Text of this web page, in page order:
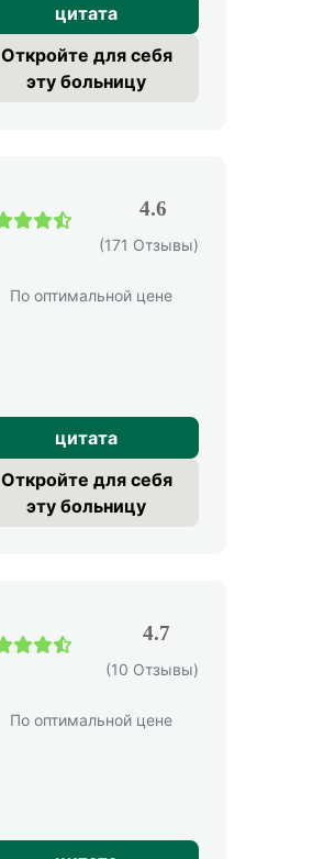
цитата
Откройте для себя
эту больницу
4.6
(171 Отзывы)
По оптимальной цене
цитата
Откройте для себя
эту больницу
4.7
(10 Отзывы)
По оптимальной цене